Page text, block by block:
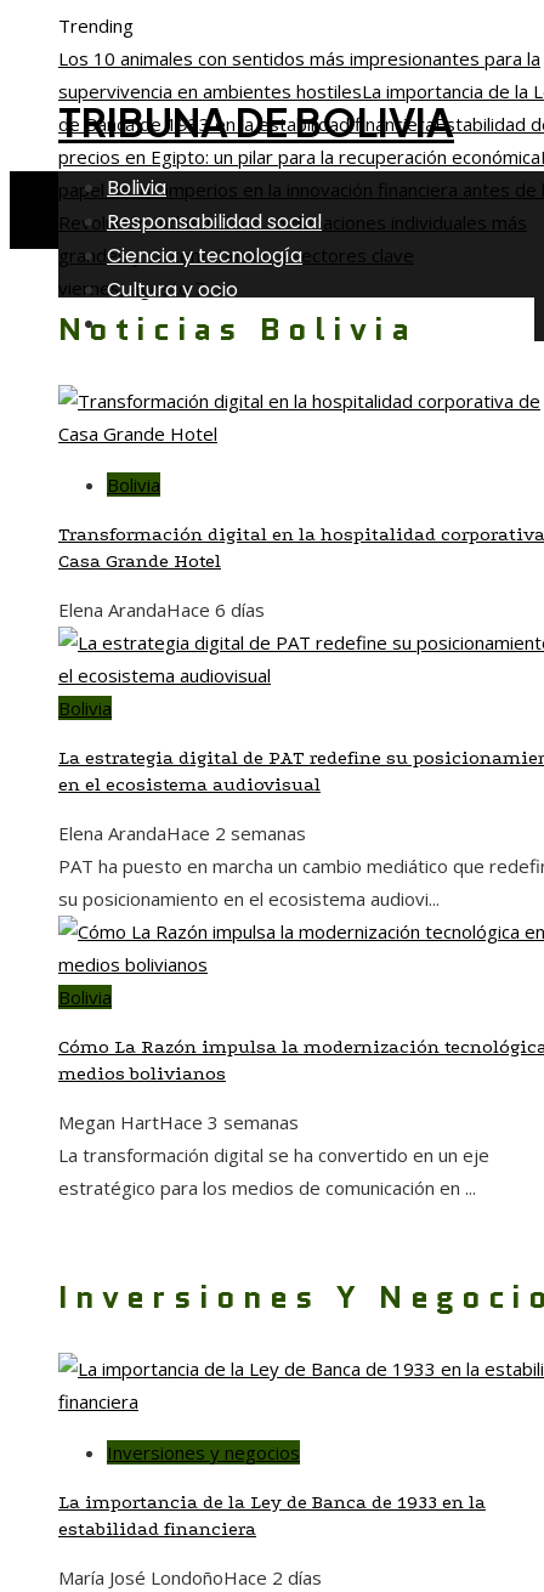
Trending
Los 10 animales con sentidos más impresionantes para la
supervivencia en ambientes hostilesLa importancia de la
de Banca de 1933 en la estabilidad financieraEstabilidad
precios en Egipto: un pilar para la recuperación económica
papel de los imperios en la innovación financiera antes de
Revolución IndustrialLas 15 donaciones individuales más
grandes y su contribución a sectores clave
viernes, agosto 7
TRIBUNA DE BOLIVIA
Bolivia
Responsabilidad social
Ciencia y tecnología
Cultura y ocio
Inversiones y negocios
Noticias Bolivia
Bolivia
Transformación digital en la hospitalidad
Casa Grande Hotel
Elena ArandaHace 6 días
Bolivia
La estrategia digital de PAT redefine su
en el ecosistema audiovisual
Elena ArandaHace 2 semanas
PAT ha puesto en marcha un cambio mediático que
su posicionamiento en el ecosistema audiovi...
Bolivia
Cómo La Razón impulsa la modernización
medios bolivianos
Megan HartHace 3 semanas
La transformación digital se ha convertido en un eje
estratégico para los medios de comunicación en ...
Inversiones Y
Inversiones y negocios
La importancia de la Ley de Banca de 1933 en la
estabilidad financiera
María José LondoñoHace 2 días